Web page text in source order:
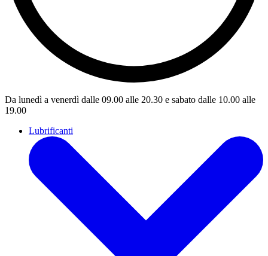
Da lunedì a venerdì dalle 09.00 alle 20.30 e sabato dalle 10.00 alle
19.00
Lubrificanti